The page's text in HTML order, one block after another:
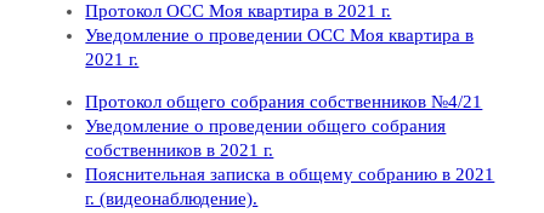
Протокол ОСС Моя квартира в 2021 г.
Уведомление о проведении ОСС Моя квартира в
2021 г.
Протокол общего собрания собственников №4/21
Уведомление о проведении общего собрания
собственников в 2021 г.
Пояснительная записка в общему собранию в 2021
г. (видеонаблюдение).